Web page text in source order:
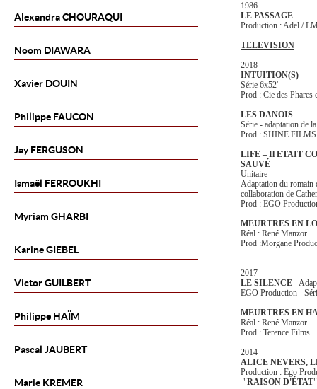
AlexandraCHOURAQUI
Noom DIAWARA
Xavier DOUIN
Philippe FAUCON
JayFERGUSON
Ismaël FERROUKHI
Myriam GHARBI
KarineGIEBEL
VictorGUILBERT
Philippe HAÏM
Pascal JAUBERT
Marie KREMER
1986
LE PASSAGE
Production : Adel /
TELEVISION
2018
INTUITION(S)
Série 6x52'
Prod : Cie des Phares
LES DANOIS
Série - adaptation de
Prod : SHINE
LIFE – Il ETAIT
SAUVÉ
Unitaire
Adaptation du romain
collaboration de
Prod : EGO
MEURTRES EN
Réal : René Manzor
Prod :Morgane
2017
LE SILENCE -
EGO Production -
MEURTRES EN
Réal : René Manzor
Prod : Terence Films
2014
ALICE NEVERS,
Production : Ego
-"RAISON D'ÉTAT"